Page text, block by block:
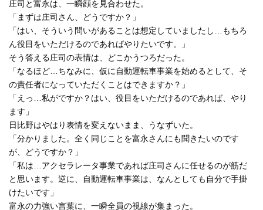
庄司と富永は、一瞬顔を見合わせた。
「まずは庄司さん、どうですか？」
「はい、そういう問いがあることは想定していましたし…もちろ
ん役目をいただけるのであればやりたいです。」
そう答える庄司の表情は、どこかうつろだった。
「なるほど…ちなみに、仮に自動運転車事業を始めるとして、そ
の責任者になっていただくことはできますか？」
「えっ…私がですか？はい、役目をいただけるのであれば、やり
ます」
日比野はやはり表情を変えないまま、うなずいた。
「分かりました。全く同じことを富永さんにも聞きたいのです
が、どうですか？」
「私は…アクセラレータ事業であれば庄司さんに任せるのが筋だ
と思います。逆に、自動運転車事業は、なんとしても自分で手掛
けたいです」
富永の力強い言葉に、一瞬全員の視線が集まった。